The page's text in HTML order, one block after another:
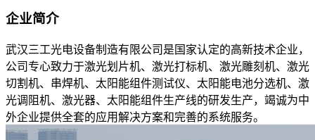
企业简介
武汉三工光电设备制造有限公司是国家认定的高新技术企业，
公司专心致力于激光划片机、激光打标机、激光雕刻机、激光
切割机、串焊机、太阳能组件测试仪、太阳能电池分选机、激
光调阻机、激光器、太阳能组件生产线的研发生产，竭诚为中
外企业提供全套的应用解决方案和完善的系统服务。